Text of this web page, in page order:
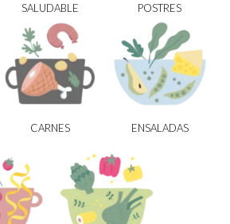
SALUDABLE
CARNES
POSTRES
ENSALADAS